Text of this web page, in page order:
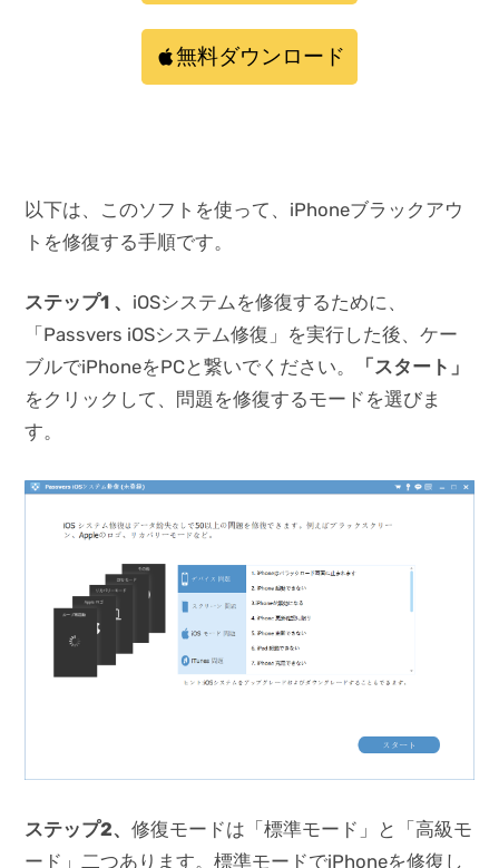
無料ダウンロード
以下は、このソフトを使って、iPhoneブラックアウ
トを修復する手順です。
ステップ1 、 iOSシステムを修復するために、
「Passvers iOSシステム修復」を実行した後、ケー
ブルでiPhoneをPCと繋いでください。
「スタート」
をクリックして、問題を修復するモードを選びま
す。
ステップ2、修復モードは「標準モード」と「高級モ
ード」二つあります。標準モードでiPhoneを修復し